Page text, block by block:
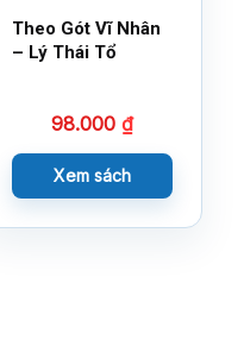
Theo Gót Vĩ Nhân
– Lý Thái Tổ
98.000 ₫
Xem sách